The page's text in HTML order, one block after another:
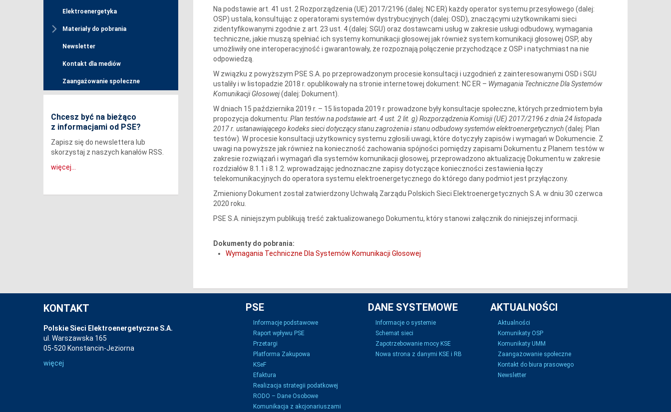
Elektroenergetyka
Materiały do pobrania
Newsletter
Kontakt dla mediów
Zaangażowanie społeczne
Chcesz być na bieżąco
z informacjami od PSE?
Zapisz się do newslettera lub
skorzystaj z naszych kanałów RSS.
więcej...
Na podstawie art. 41 ust. 2 Rozporządzenia (UE) 2017/2196 (dalej: NC ER) każdy operator systemu przesyłowego (dalej:
OSP) ustala, konsultując z operatorami systemów dystrybucyjnych (dalej: OSD), znaczącymi użytkownikami sieci
zidentyfikowanymi zgodnie z art. 23 ust. 4 (dalej: SGU) oraz dostawcami usług w zakresie usługi odbudowy, wymagania
techniczne, jakie muszą spełniać ich systemy komunikacji głosowej jak również system komunikacji głosowej OSP, aby
umożliwiły one interoperacyjność i gwarantowały, że rozpoznają połączenie przychodzące z OSP i natychmiast na nie
odpowiedzą.
W związku z powyższym PSE S.A. po przeprowadzonym procesie konsultacji i uzgodnień z zainteresowanymi OSD i SGU
ustaliły i w listopadzie 2018 r. opublikowały na stronie internetowej dokument: NC ER – Wymagania Techniczne Dla Systemów
Komunikacji Głosowej(dalej: Dokument).
W dniach 15 października 2019 r. – 15 listopada 2019 r. prowadzone były konsultacje społeczne, których przedmiotem była
propozycja dokumentu: Plan testów na podstawie art. 4 ust. 2 lit. g) Rozporządzenia Komisji (UE) 2017/2196 z dnia 24 listopada
2017 r. ustanawiającego kodeks sieci dotyczący stanu zagrożenia i stanu odbudowy systemów elektroenergetycznych(dalej: Plan
testów). W procesie konsultacji użytkownicy systemu zgłosili uwagi, które dotyczyły zapisów i wymagań w Dokumencie. Z
uwagi na powyższe jak również na konieczność zachowania spójności pomiędzy zapisami Dokumentu z Planem testów w
zakresie rozwiązań i wymagań dla systemów komunikacji głosowej, przeprowadzono aktualizację Dokumentu w zakresie
rozdziałów 8.1.1 i 8.1.2. wprowadzając jednoznaczne zapisy dotyczące konieczności zestawienia łączy
telekomunikacyjnych do operatora systemu elektroenergetycznego do którego dany podmiot jest przyłączony.
Zmieniony Dokument został zatwierdzony Uchwałą Zarządu Polskich Sieci Elektroenergetycznych S.A. w dniu 30 czerwca
2020 roku.
PSE S.A. niniejszym publikują treść zaktualizowanego Dokumentu, który stanowi załącznik do niniejszej informacji.
Dokumenty do pobrania:
Wymagania Techniczne Dla Systemów Komunikacji Głosowej
KONTAKT
Polskie Sieci Elektroenergetyczne S.A.
ul. Warszawska 165
05-520 Konstancin-Jeziorna
więcej
PSE
Informacje podstawowe
Raport wpływu PSE
Przetargi
Platforma Zakupowa
KSeF
Efaktura
Realizacja strategii podatkowej
RODO – Dane Osobowe
Komunikacja z akcjonariuszami
DANE SYSTEMOWE
Informacje o systemie
Schemat sieci
Zapotrzebowanie mocy KSE
Nowa strona z danymi KSE i RB
AKTUALNOŚCI
Aktualności
Komunikaty OSP
Komunikaty UMM
Zaangażowanie społeczne
Kontakt do biura prasowego
Newsletter